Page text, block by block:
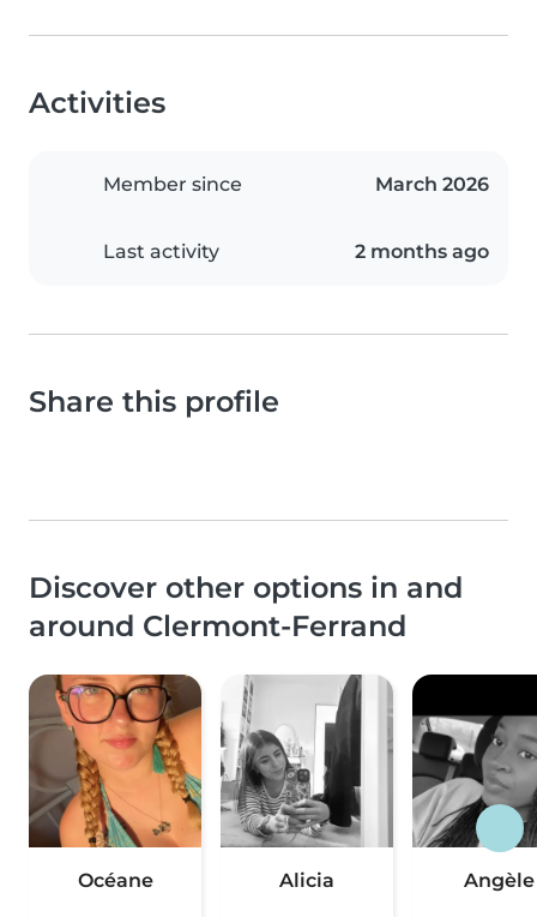
Activities
Member since March 2026
Last activity 2 months ago
Share this profile
Discover other options in and
around Clermont-Ferrand
Océane Alicia Angèle